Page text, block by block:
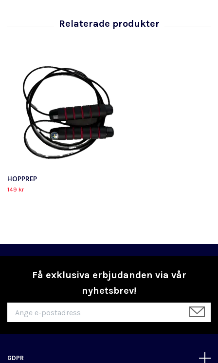
HOPPREP
149 kr
Få exklusiva erbjudanden via vår
nyhetsbrev!
GDPR